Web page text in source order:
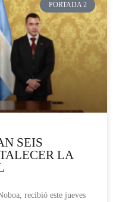
PORTADA 2
SEIS
LA
recibió este jueves